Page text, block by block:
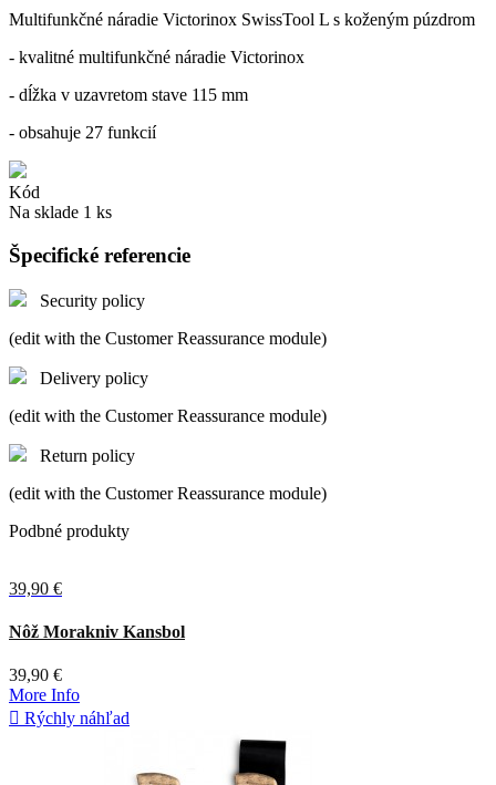
Multifunkčné náradie Victorinox SwissTool L s koženým púzdrom
- kvalitné multifunkčné náradie Victorinox
- dĺžka v uzavretom stave 115 mm
- obsahuje 27 funkcií
Kód
Na sklade 1 ks
Špecifické referencie
Security policy
(edit with the Customer Reassurance module)
Delivery policy
(edit with the Customer Reassurance module)
Return policy
(edit with the Customer Reassurance module)
Podbné produkty
39,90 €
Oranžová
Zelená
Nôž Morakniv Kansbol
39,90 €
More Info
 Rýchly náhľad